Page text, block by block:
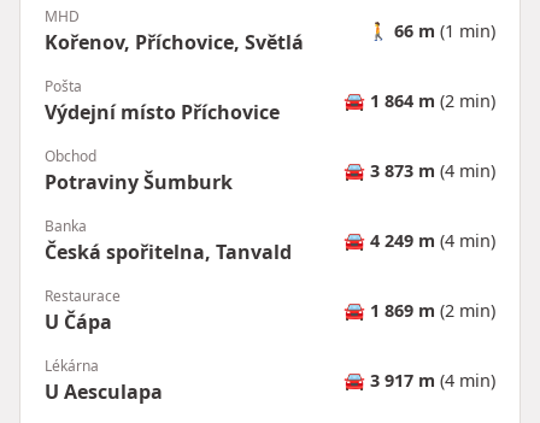
MHD
Kořenov, Příchovice, Světlá 🚶 66 m (1 min)
Pošta
Výdejní místo Příchovice 🚘 1 864 m (2 min)
Obchod
Potraviny Šumburk 🚘 3 873 m (4 min)
Banka
Česká spořitelna, Tanvald 🚘 4 249 m (4 min)
Restaurace
U Čápa 🚘 1 869 m (2 min)
Lékárna
U Aesculapa 🚘 3 917 m (4 min)